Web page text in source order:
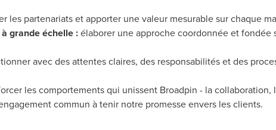
les partenariats et apporter une valeur mesurable sur chaque
grande échelle :élaborer une approche coordonnée et fondée
avec des attentes claires, des responsabilités et des
les comportements qui unissent Broadpin - la collaboration,
commun à tenir notre promesse envers les clients.